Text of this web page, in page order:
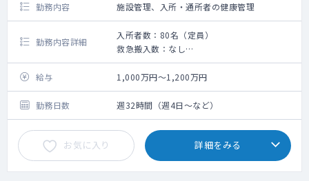
勤務内容 施設管理、入所・通所者の健康管理
勤務内容詳細
入所者数：80名（定員）
救急搬入数：なし
老健施設の入所者・通所者の健康管理をお願
いします。
給与 1,000万円～1,200万円
勤務日数 週32時間（週4日～など）
お気に入り 詳細をみる